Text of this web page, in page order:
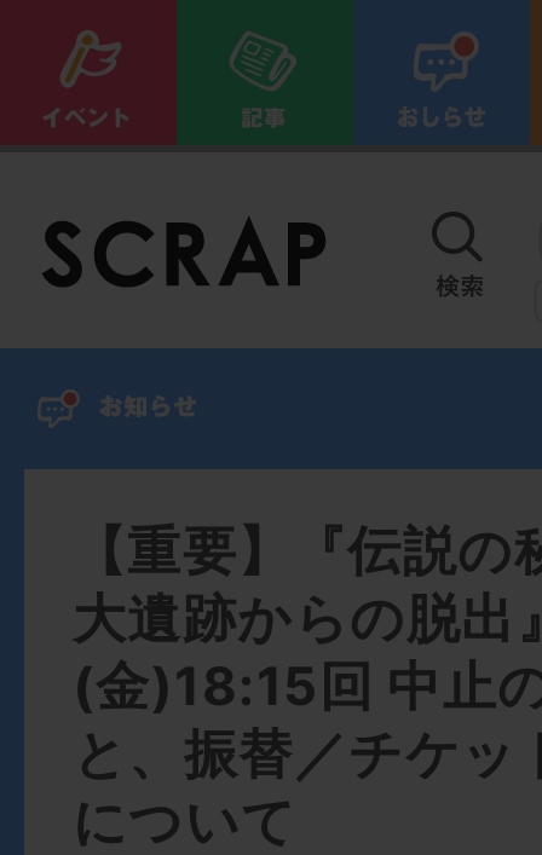
【重要】『伝説
大遺跡からの脱出
(金)18:15回 中止
と、振替／チケッ
について